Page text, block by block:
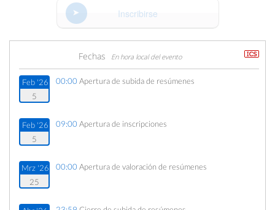
Inscribirse
Fechas En hora local del evento
Feb '26
5
00:00 Apertura de subida de resúmenes
Feb '26
5
09:00 Apertura de inscripciones
Mrz '26
25
00:00 Apertura de valoración de resúmenes